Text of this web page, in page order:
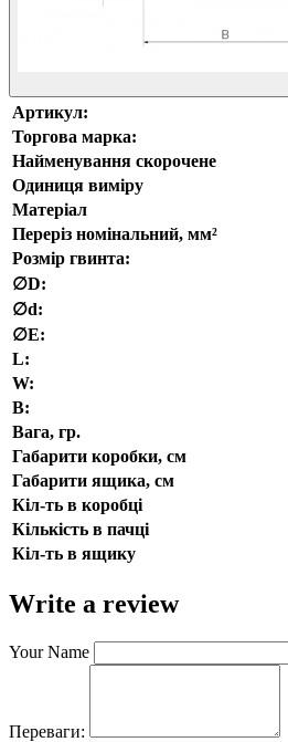
Артикул:
Торгова марка:
Найменування скорочене
Одиниця виміру
Матеріал
Переріз номінальний, мм²
Розмір гвинта:
∅D:
∅d:
∅E:
L:
W:
В:
Вага, гр.
Габарити коробки, см
Габарити ящика, см
Кіл-ть в коробці
Кількість в пачці
Кіл-ть в ящику
Write a review
Your Name
Переваги: